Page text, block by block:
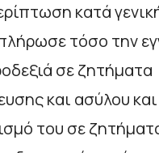
κατά
τόσο την
σε ζητήματα
και ασύλου και
του σε